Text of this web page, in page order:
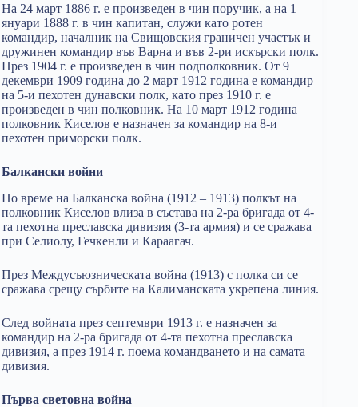
На 24 март 1886 г. е произведен в чин поручик, а на 1
януари 1888 г. в чин капитан, служи като ротен
командир, началник на Свищовския граничен участък и
дружинен командир във Варна и във 2-ри искърски полк.
През 1904 г. е произведен в чин подполковник. От 9
декември 1909 година до 2 март 1912 година е командир
на 5-и пехотен дунавски полк, като през 1910 г. е
произведен в чин полковник. На 10 март 1912 година
полковник Киселов е назначен за командир на 8-и
пехотен приморски полк.
Балкански войни
По време на Балканска война (1912 – 1913) полкът на
полковник Киселов влиза в състава на 2-ра бригада от 4-
та пехотна преславска дивизия (3-та армия) и се сражава
при Селиолу, Гечкенли и Караагач.
През Междусъюзническата война (1913) с полка си се
сражава срещу сърбите на Калиманската укрепена линия.
След войната през септември 1913 г. е назначен за
командир на 2-ра бригада от 4-та пехотна преславска
дивизия, а през 1914 г. поема командването и на самата
дивизия.
Първа световна война